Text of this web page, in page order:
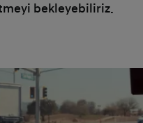
bekleyebiliriz.